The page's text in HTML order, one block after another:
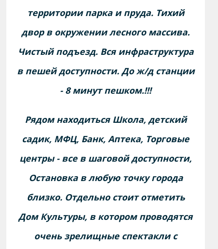
территории парка и пруда. Тихий
двор в окружении лесного массива.
Чистый подъезд. Вся инфраструктура
в пешей доступности. До ж/д станции
- 8 минут пешком.!!!
Рядом находиться Школа, детский
садик, МФЦ, Банк, Аптека, Торговые
центры - все в шаговой доступности,
Остановка в любую точку города
близко. Отдельно стоит отметить
Дом Культуры, в котором проводятся
очень зрелищные спектакли с